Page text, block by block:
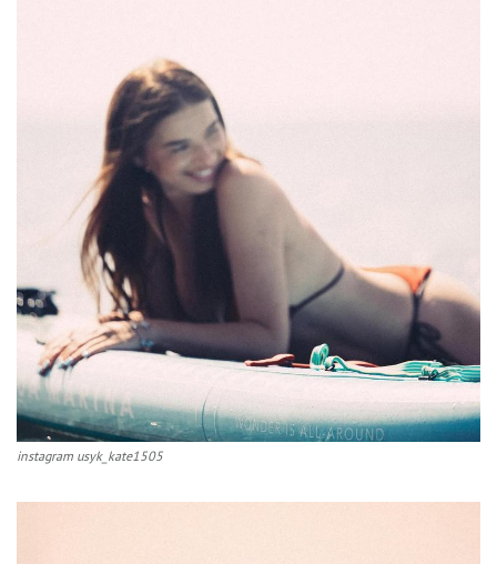
instagram usyk_kate1505